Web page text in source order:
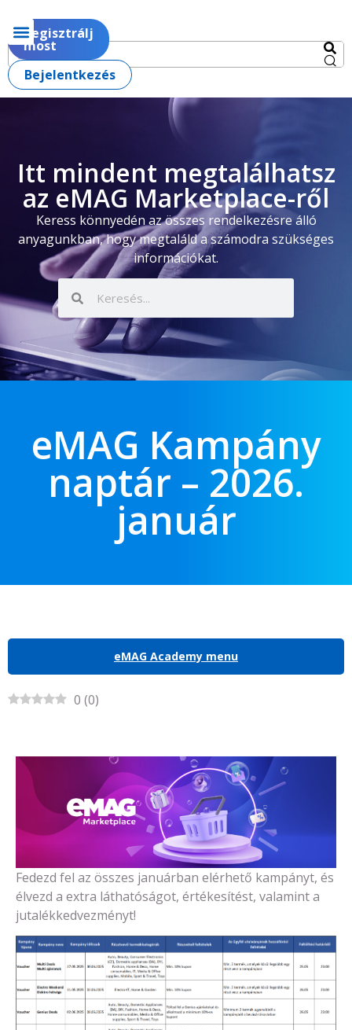
Regisztrálj
most
Bejelentkezés
Itt mindent megtalálhatsz
az eMAG Marketplace-ről
Keress könnyedén az összes rendelkezésre álló
anyagunkban, hogy megtaláld a számodra szükséges
információkat.
eMAG Kampány
naptár – 2026.
január
eMAG Academy menu
0 (0)
Fedezd fel az összes januárban elérhető kampányt, és
élvezd a extra láthatóságot, értékesítést, valamint a
jutalékkedvezményt!